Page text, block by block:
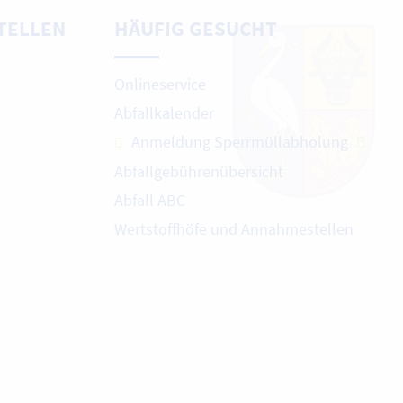
HÄUFIG GESUCHT
Onlineservice
Abfallkalender
Anmeldung Sperrmüllabholung
Abfallgebührenübersicht
Abfall ABC
Wertstoffhöfe und Annahmestellen